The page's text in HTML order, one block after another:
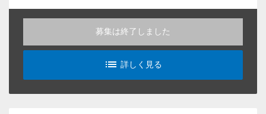
募集は終了しました
list_alt
詳しく見る